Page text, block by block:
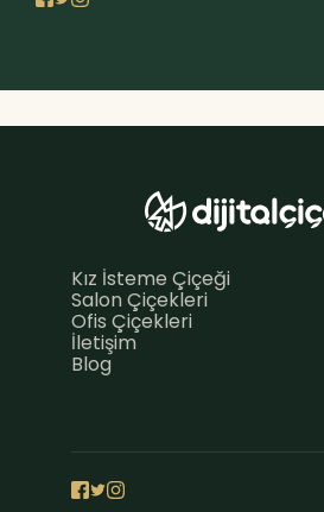
Kız İsteme Çiçeği
Salon Çiçekleri
Ofis Çiçekleri
İletişim
Blog